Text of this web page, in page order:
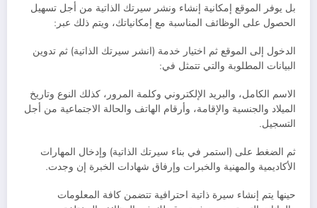
بل يوفر الموقع إمكانية إنشاء ونشر سيرتك الذاتية من أجل تسهيل
الحصول على الوظائف المناسبة مع إمكانياتك، ويتم ذلك عبر:
الدخول إلى الموقع ثم اختيار خدمة (انشر سيرتك الذاتية) ثم تدوين
البيانات المطلوبة والتي تتمثل في:
الاسم الكامل، والبريد الإلكتروني وكلمة المرور، كذلك النوع وتاريخ
الميلاد والجنسية والإقامة، وأرقام الهاتف والحالة الاجتماعية من أجل
التسجيل.
ثم الضغط على (استمر في بناء سيرتك الذاتية) وإدخال المهارات
الأكاديمية والمهنية والخبرات وإرفاق شهادات الخبرة إن وجدت.
حينها يتم إنشاء سيرة ذاتية احترافية تتضمن كافة المعلومات